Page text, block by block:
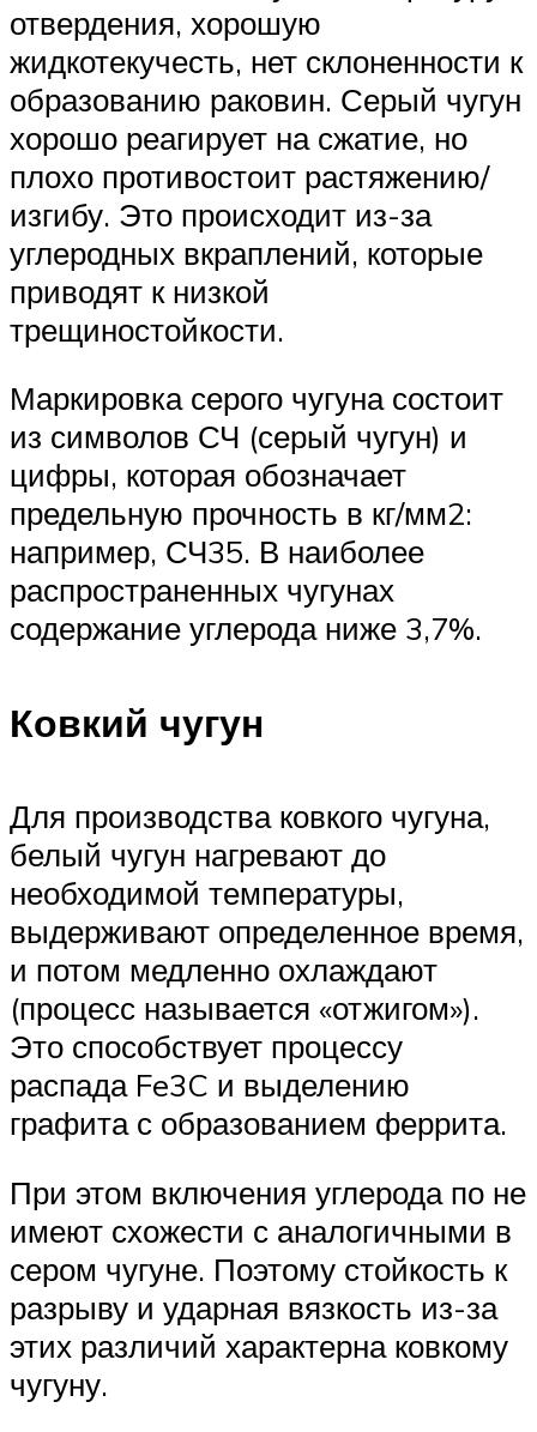
отвердения, хорошую
жидкотекучесть, нет склоненности к
образованию раковин. Серый чугун
хорошо реагирует на сжатие, но
плохо противостоит растяжению/
изгибу. Это происходит из-за
углеродных вкраплений, которые
приводят к низкой
трещиностойкости.
Маркировка серого чугуна состоит
из символов СЧ (серый чугун) и
цифры, которая обозначает
предельную прочность в кг/мм2:
например, СЧ35. В наиболее
распространенных чугунах
содержание углерода ниже 3,7%.
Ковкий чугун
Для производства ковкого чугуна,
белый чугун нагревают до
необходимой температуры,
выдерживают определенное время,
и потом медленно охлаждают
(процесс называется «отжигом»).
Это способствует процессу
распада Fe3C и выделению
графита с образованием феррита.
При этом включения углерода по не
имеют схожести с аналогичными в
сером чугуне. Поэтому стойкость к
разрыву и ударная вязкость из-за
этих различий характерна ковкому
чугуну.